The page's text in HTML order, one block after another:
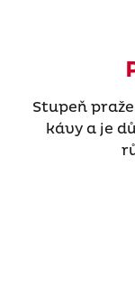
Stupeň
kávy a je